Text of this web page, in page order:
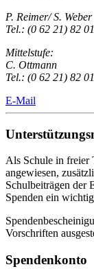
P. Reimer/ S. Weber
Tel.: (0 62 21) 82
Mittelstufe:
C. Ottmann
Tel.: (0 62 21) 82
E-Mail
Als Schule in freier
angewiesen,
Schulbeiträgen der
Spenden ein
Vorschriften
Spendenkonto